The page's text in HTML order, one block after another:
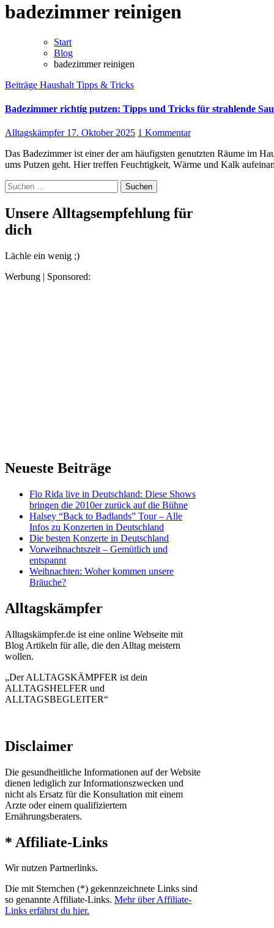
badezimmer reinigen
Start
Blog
badezimmer reinigen
Beiträge Haushalt Tipps & Tricks
Badezimmer richtig putzen: Tipps und Tricks für strahlende
Alltagskämpfer 17. Oktober 2025 1 Kommentar
Das Badezimmer ist einer der am häufigsten genutzten Räume im Haus – und zugleich einer der anspruchsvollsten, wenn es
ums Putzen geht. Hier treffen Feuchtigkeit, Wärme und Kalk
Suchen
nach:
Unsere Alltagsempfehlung für
dich
Lächle ein wenig ;)
Werbung | Sponsored:
Neueste Beiträge
Flo Rida live in Deutschland: Diese Shows
bringen die 2010er zurück auf die Bühne
Halsey “Back to Badlands” Tour – Alle
Infos zu Konzerten in Deutschland
Die besten Konzerte in Deutschland
Vorweihnachtszeit – Gemütlich und
entspannt
Weihnachten: Woher kommen unsere
Bräuche?
Alltagskämpfer
Alltagskämpfer.de ist eine online Webseite mit
Blog Artikeln für alle, die den Alltag meistern
wollen.
„Der ALLTAGSKÄMPFER ist dein
ALLTAGSHELFER und
ALLTAGSBEGLEITER“
Disclaimer
Die gesundheitliche Informationen auf der Website
dienen lediglich zur Informationszwecken und
nicht als Ersatz für die Konsultation mit einem
Arzte oder einem qualifiziertem
Ernährungsberaters.
* Affiliate-Links
Wir nutzen Partnerlinks.
Die mit Sternchen (*) gekennzeichnete Links sind
so genannte Affiliate-Links. Mehr über Affiliate-
Links erfährst du hier.